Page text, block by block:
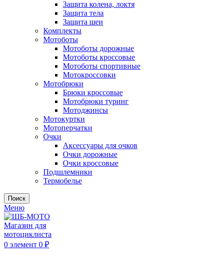
Защита колена, локтя
Защита тела
Защита шеи
Комплекты
Мотоботы
Мотоботы дорожные
Мотоботы кроссовые
Мотоботы спортивные
Мотокроссовки
Мотобрюки
Брюки кроссовые
Мотобрюки туринг
Мотоджинсы
Мотокуртки
Мотоперчатки
Очки
Аксессуары для очков
Очки дорожные
Очки кроссовые
Подшлемники
Термобелье
Поиск
Меню
0 элемент 0 ₽